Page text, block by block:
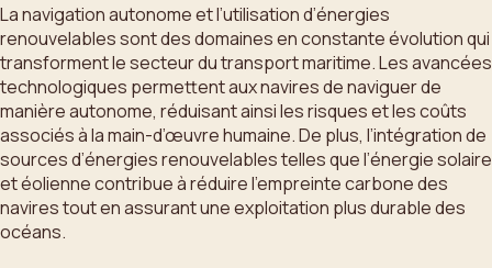
La navigation autonome et l’utilisation d’énergies
renouvelables sont des domaines en constante évolution qui
transforment le secteur du transport maritime. Les avancées
technologiques permettent aux navires de naviguer de
manière autonome, réduisant ainsi les risques et les coûts
associés à la main-d’œuvre humaine. De plus, l’intégration de
sources d’énergies renouvelables telles que l’énergie solaire
et éolienne contribue à réduire l’empreinte carbone des
navires tout en assurant une exploitation plus durable des
océans.